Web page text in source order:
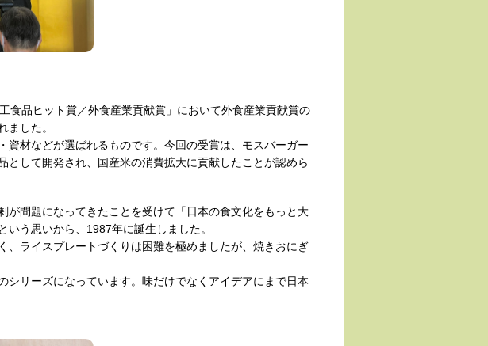
食品ヒット賞／外食産業貢献賞」において外食産業貢献賞の
ました。
材などが選ばれるものです。今回の受賞は、モスバーガー
して開発され、国産米の消費拡大に貢献したことが認めら
問題になってきたことを受けて「日本の食文化をもっと大
う思いから、1987年に誕生しました。
ライスプレートづくりは困難を極めましたが、焼きおにぎ
リーズになっています。味だけでなくアイデアにまで日本